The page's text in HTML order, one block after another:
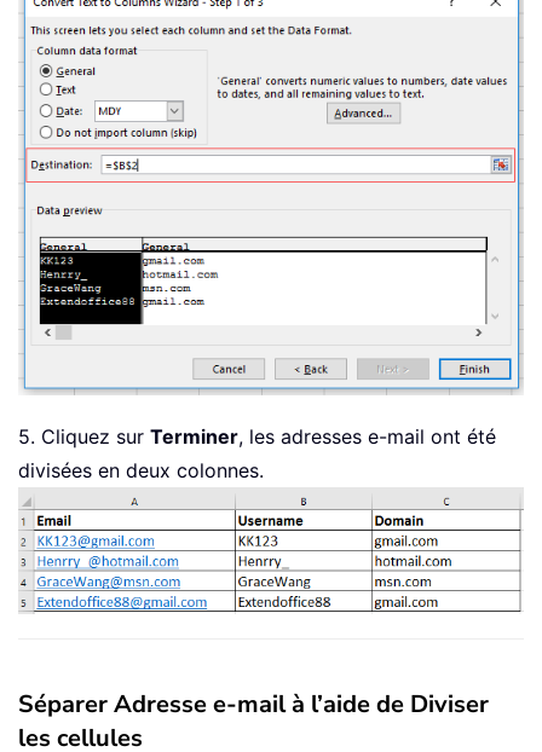
5. Cliquez sur Terminer, les adresses e-mail ont été
divisées en deux colonnes.
Séparer Adresse e-mail à l’aide de Diviser
les cellules